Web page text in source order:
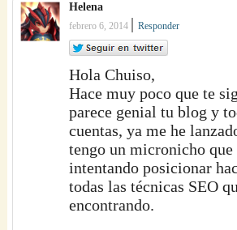
Helena
febrero 6, 2014 |Responder
Hola Chuiso,
Hace muy poco que te
parece genial tu blog y
cuentas, ya me he
tengo un micronicho que
intentando posicionar
todas las técnicas SEO
encontrando.